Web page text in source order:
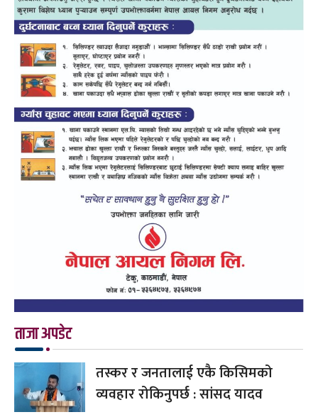
ताजा अपडेट
तस्कर र जनतालाई एकै किसिमको
व्यवहार रोकिनुपर्छ : सांसद यादव